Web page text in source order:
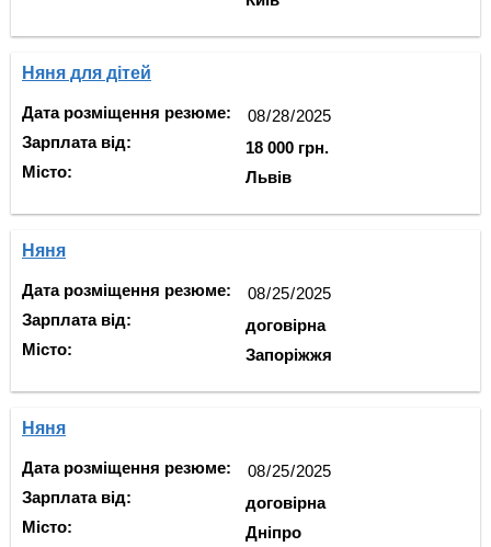
Няня для дітей
Дата розміщення резюме:
Зарплата від:
Місто:
18 000 грн.
Львів
Няня
Дата розміщення резюме:
Зарплата від:
Місто:
договірна
Запоріжжя
Няня
Дата розміщення резюме:
Зарплата від:
Місто:
договірна
Дніпро